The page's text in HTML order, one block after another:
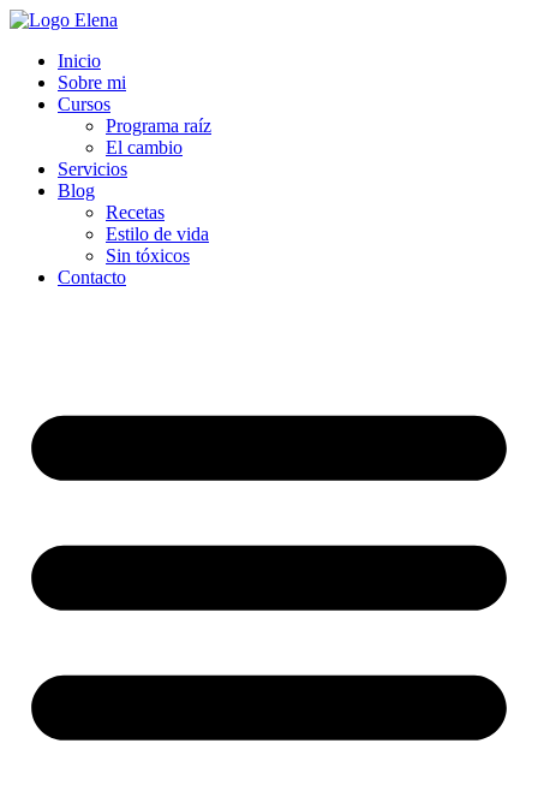
Inicio
Sobre mi
Cursos
Programa raíz
El cambio
Servicios
Blog
Recetas
Estilo de vida
Sin tóxicos
Contacto